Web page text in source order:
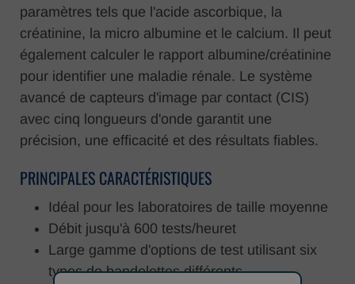
paramètres tels que l'acide ascorbique, la
créatinine, la micro albumine et le calcium. Il peut
également calculer le rapport albumine/créatinine
pour identifier une maladie rénale. Le système
avancé de capteurs d'image par contact (CIS)
avec cinq longueurs d'onde garantit une
précision, une efficacité et des résultats fiables.
PRINCIPALES CARACTÉRISTIQUES
Idéal pour les laboratoires de taille moyenne
Débit jusqu'à 600 tests/heuret
Large gamme d'options de test utilisant six
types de bandelettes différents